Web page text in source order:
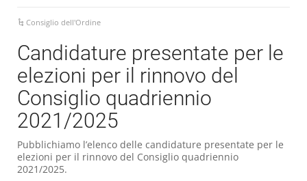
Consiglio dell'Ordine
Candidature presentate per le
elezioni per il rinnovo del
Consiglio quadriennio
2021/2025
Pubblichiamo l’elenco delle candidature presentate per le
elezioni per il rinnovo del Consiglio quadriennio
2021/2025.